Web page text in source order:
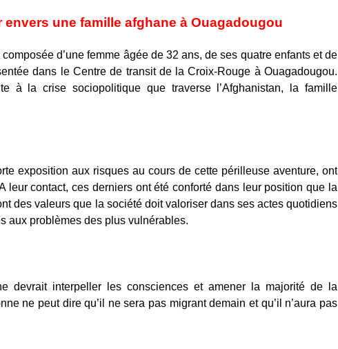
envers une famille afghane à Ouagadougou
d’une femme âgée de 32 ans, de ses quatre enfants et de
dans le Centre de transit de la Croix-Rouge à Ouagadougou.
à la crise sociopolitique que traverse l’Afghanistan, la famille
exposition aux risques au cours de cette périlleuse aventure, ont
leur contact, ces derniers ont été conforté dans leur position que la
des valeurs que la société doit valoriser dans ses actes quotidiens
aux problèmes des plus vulnérables.
devrait interpeller les consciences et amener la majorité de la
ne peut dire qu’il ne sera pas migrant demain et qu’il n’aura pas